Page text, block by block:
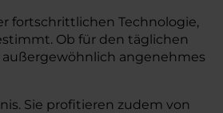
fortschrittlichen Technologie,
Ob für den täglichen
angenehmes
Sie profitieren zudem von